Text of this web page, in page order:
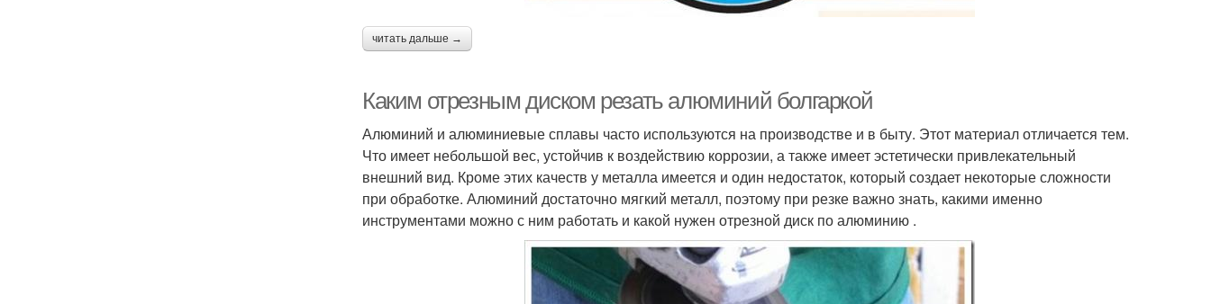
читать дальше →
Каким отрезным диском резать алюминий болгаркой
Алюминий и алюминиевые сплавы часто используются на производстве и в быту. Этот материал отличается тем.
Что имеет небольшой вес, устойчив к воздействию коррозии, а также имеет эстетически привлекательный
внешний вид. Кроме этих качеств у металла имеется и один недостаток, который создает некоторые сложности
при обработке. Алюминий достаточно мягкий металл, поэтому при резке важно знать, какими именно
инструментами можно с ним работать и какой нужен отрезной диск по алюминию .